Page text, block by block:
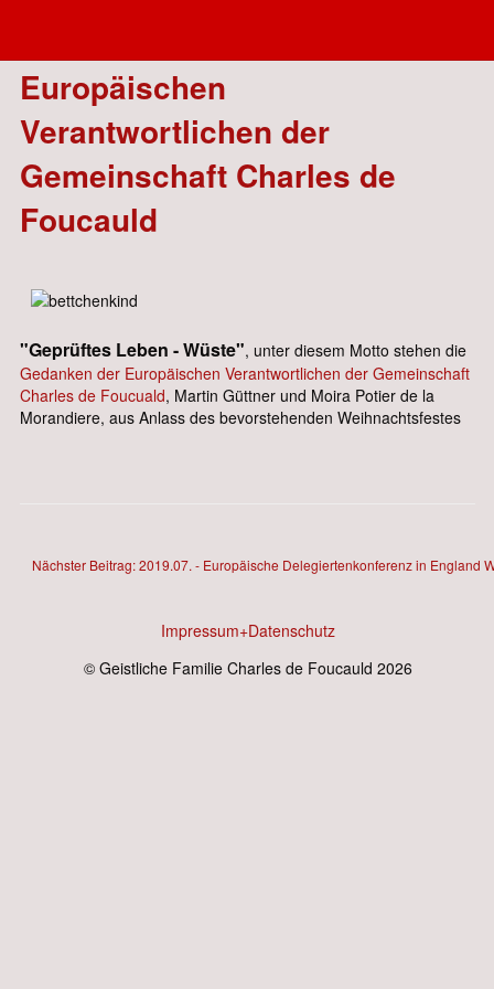
Europäischen
Verantwortlichen der
Gemeinschaft Charles de
Foucauld
"Geprüftes Leben - Wüste", unter diesem Motto stehen die
Gedanken der Europäischen Verantwortlichen der Gemeinschaft
Charles de Foucuald, Martin Güttner und Moira Potier de la
Morandiere, aus Anlass des bevorstehenden Weihnachtsfestes
Nächster Beitrag: 2019.07. - Europäische Delegiertenkonferenz in England
Impressum+Datenschutz
© Geistliche Familie Charles de Foucauld 2026